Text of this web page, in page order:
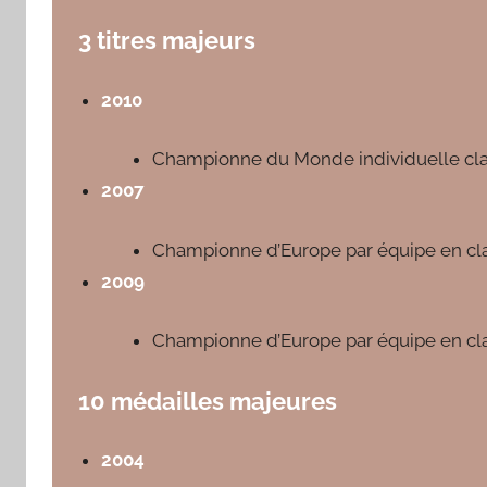
3 titres majeurs
2010
Championne du Monde individuelle
2007
Championne d’Europe par équipe en
2009
Championne d’Europe par équipe en
10 médailles majeures
2004